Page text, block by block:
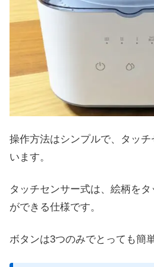
操作方法はシンプルで、タッ
います。
タッチセンサー式は、絵柄を
ができる仕様です。
ボタンは3つのみでとっても簡単